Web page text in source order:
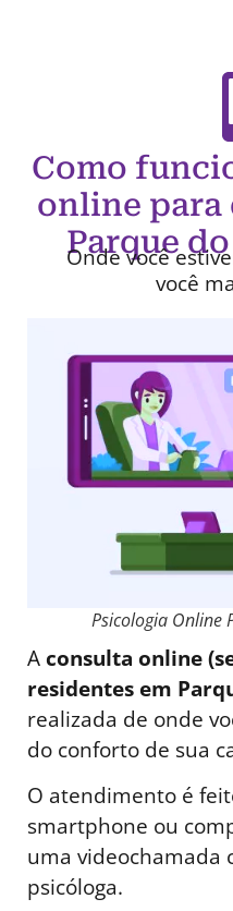
Como
online para
Parque
Onde você
você
Psicologia Online
Aconsulta online
residentes em
realizada de onde
do conforto de sua
O atendimento é
smartphone ou
uma videochamada
psicóloga.